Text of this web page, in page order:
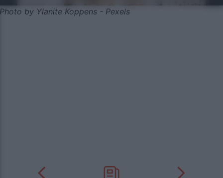
Photo by Ylanite Koppens - Pexels